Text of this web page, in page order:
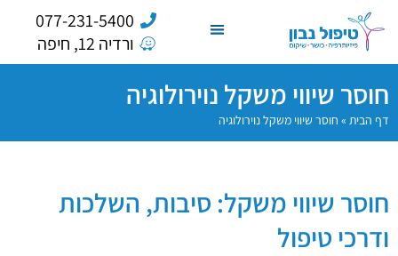
077-231-5400
ורדיה 12, חיפה
חוסר שיווי משקל נוירולוגיה
דף הבית » חוסר שיווי משקל נוירולוגיה
חוסר שיווי משקל: סיבות, השלכות
ודרכי טיפול